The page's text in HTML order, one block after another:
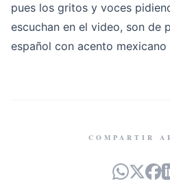
pues los gritos y voces
escuchan en el video, son de
español con acento
COMPARTIR